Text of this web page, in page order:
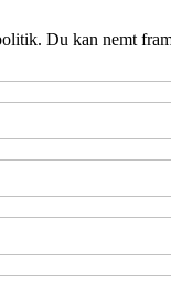
Du kan nemt